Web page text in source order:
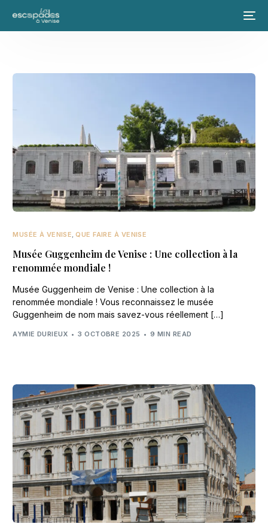
MUSÉE À VENISE,QUE FAIRE À VENISE
Musée Guggenheim de Venise : Une collection à la
renommée mondiale !
Musée Guggenheim de Venise : Une collection à la
renommée mondiale ! Vous reconnaissez le musée
Guggenheim de nom mais savez-vous réellement […]
AYMIE DURIEUX 3 OCTOBRE 2025 9 MIN READ